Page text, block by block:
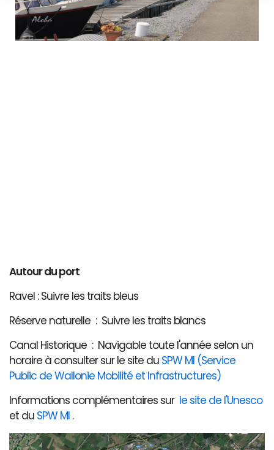
Autour du port
Ravel : Suivre les traits bleus
Réserve naturelle : Suivre les traits blancs
Canal Historique : Navigable toute l'année selon un
horaire à consulter sur le site du SPW MI (Service
Public de Wallonie Mobilité et Infrastructures)
Informations complémentaires sur le site de l'Unesco
et du SPW MI .